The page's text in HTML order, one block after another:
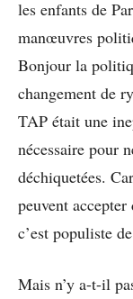
les enfants de
manœuvres
Bonjour la
changement de
TAP était une
nécessaire pour
déchiquetées.
peuvent
c’est populiste
Mais n’y a-t-il